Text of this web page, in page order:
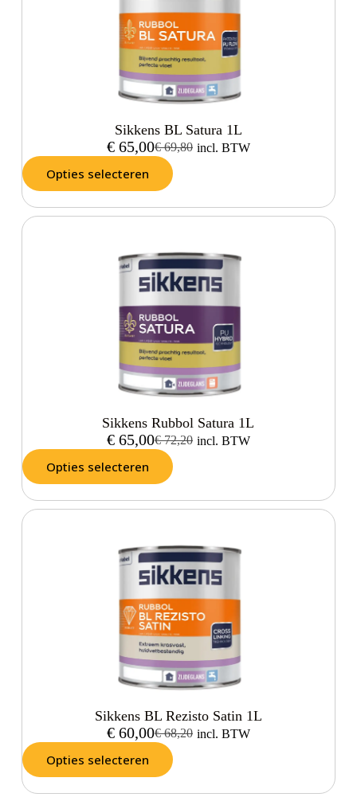
Sikkens BL Satura 1L
€69,80
€65,00 incl. BTW
Opties selecteren
Sikkens Rubbol Satura 1L
€72,20
€65,00 incl. BTW
Opties selecteren
Sikkens BL Rezisto Satin 1L
€68,20
€60,00 incl. BTW
Opties selecteren